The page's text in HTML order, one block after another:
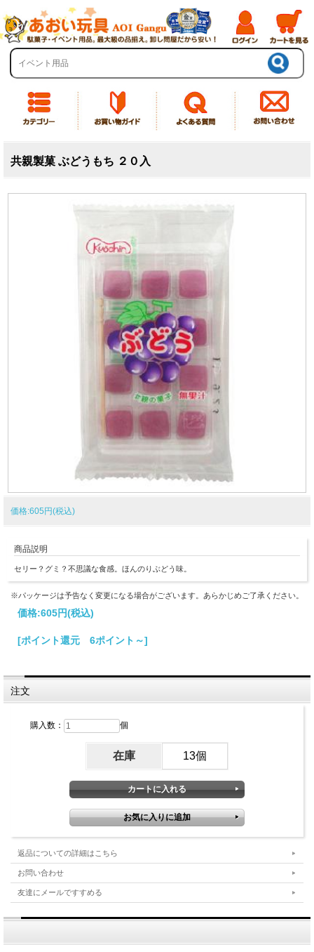
共親製菓 ぶどうもち ２０入
価格:605円(税込)
商品説明
セリー？グミ？不思議な食感。ほんのりぶどう味。
※パッケージは予告なく変更になる場合がございます。あらかじめご了承ください。
価格:605円(税込)
[ポイント還元 6ポイント～]
注文
購入数： 個
在庫 13個
返品についての詳細はこちら
お問い合わせ
友達にメールですすめる